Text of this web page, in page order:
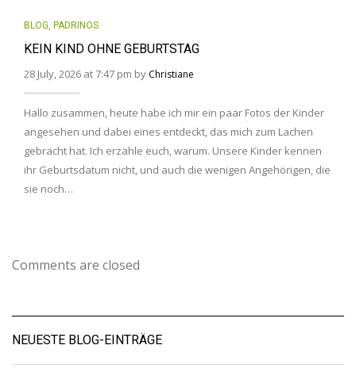
BLOG, PADRINOS
KEIN KIND OHNE GEBURTSTAG
28 July, 2026 at 7:47 pm by Christiane
Hallo zusammen, heute habe ich mir ein paar Fotos der Kinder
angesehen und dabei eines entdeckt, das mich zum Lachen
gebracht hat. Ich erzähle euch, warum. Unsere Kinder kennen
ihr Geburtsdatum nicht, und auch die wenigen Angehörigen, die
sie noch…
Comments are closed
NEUESTE BLOG-EINTRÄGE